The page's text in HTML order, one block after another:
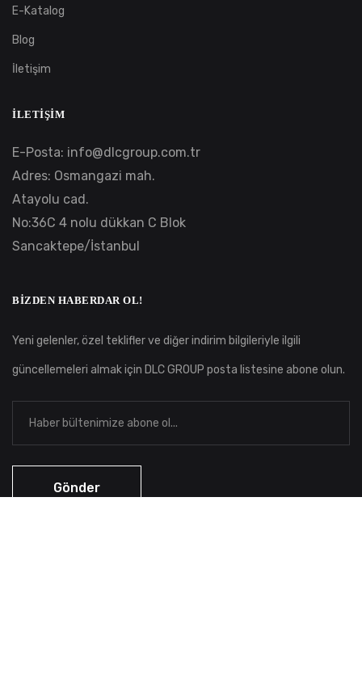
E-Katalog
Blog
İletişim
İLETIŞIM
E-Posta: info@dlcgroup.com.tr
Adres: Osmangazi mah.
Atayolu cad.
No:36C 4 nolu dükkan C Blok
Sancaktepe/İstanbul
BIZDEN HABERDAR OL!
Yeni gelenler, özel teklifler ve diğer indirim bilgileriyle ilgili
güncellemeleri almak için DLC GROUP posta listesine abone olun.